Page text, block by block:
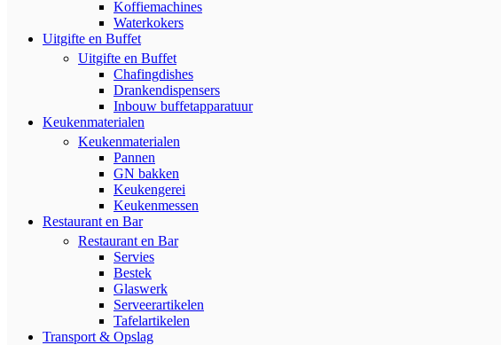
Koffiemachines
Waterkokers
Uitgifte en Buffet
Uitgifte en Buffet
Chafingdishes
Drankendispensers
Inbouw buffetapparatuur
Keukenmaterialen
Keukenmaterialen
Pannen
GN bakken
Keukengerei
Keukenmessen
Restaurant en Bar
Restaurant en Bar
Servies
Bestek
Glaswerk
Serveerartikelen
Tafelartikelen
Transport & Opslag